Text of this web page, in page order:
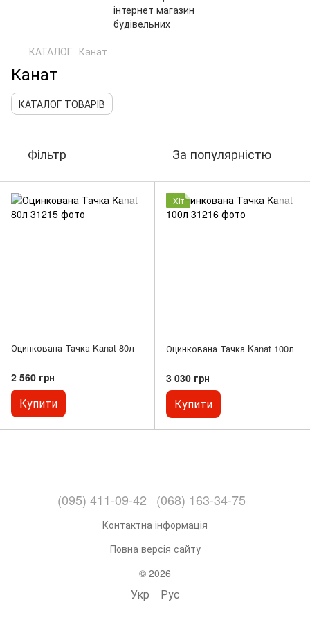
КАТАЛОГ Канат
Канат
КАТАЛОГ ТОВАРІВ
Фільтр За популярністю
Оцинкована Тачка Kanat 80л
2 560 грн
Купити
Хіт
Оцинкована Тачка Kanat 100л
3 030 грн
Купити
(095) 411-09-42 (068) 163-34-75
Контактна інформація
Повна версія сайту
© 2026
Укр Рус